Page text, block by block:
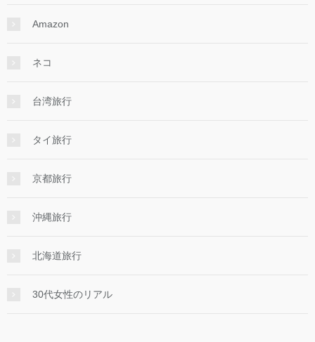
Amazon
ネコ
台湾旅行
タイ旅行
京都旅行
沖縄旅行
北海道旅行
30代女性のリアル